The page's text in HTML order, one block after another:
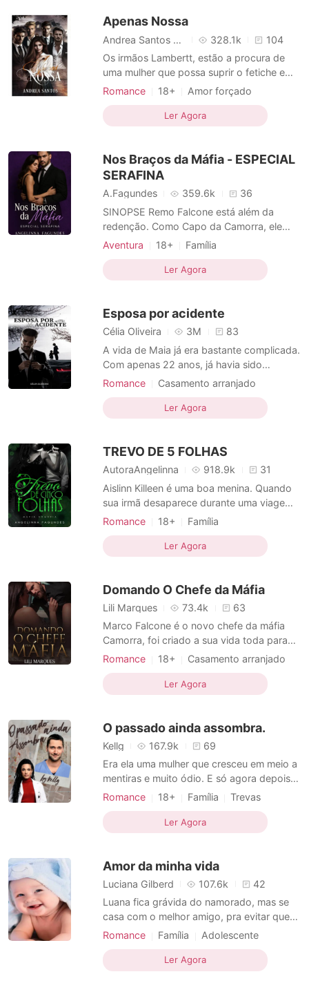
naquele cru
Apenas Nossa
Andrea Santos Femme 328.1k
104
Os irmãos Lambertt, estão a procura de
uma mulher que possa suprir o fetiche em
comum deles. Anna está no lugar errado,
caminho dos irmãos Lambertt, eles só
querem ela, como Anna vai fugir deles?
Romance 18+
Amor forçado
Fofinhos
Encantador
Ler Agora
Nos Braços da Máfia - ESPECIAL
SERAFINA
A.Fagundes 359.6k
36
SINOPSE Remo Falcone está além da
redenção. Como Capo da Camorra, ele
governa com uma mão brutal sobre seu
Outfit rompeu. Agora Remo está atrás de
vingança. Um casamento é sagrado,
sobrinha do ch
Aventura 18+
Família
Casamento arranjado
Amor forçado
Máfia
Sortuda
Paixão / Erótica
Ler Agora
Esposa por acidente
Célia Oliveira 3M
83
A vida de Maia já era bastante complicada.
Com apenas 22 anos, já havia sido
abandonada pelo companheiro, tendo que
problema de saúde, trabalhar num
emprego que mais parecia um inferno, e
Pensando que as coisas não poderiam
piorar
Romance
Casamento arranjado
Amor forçado
CEO
Azarada
Urbano
Ler Agora
TREVO DE 5 FOLHAS
AutoraAngelinna 918.9k
31
Aislinn Killeen é uma boa menina. Quando
sua irmã desaparece durante uma viagem
a Nova York, Aislinn deixa sua cidade
abrigo com seu tio, um padre na maior
paróquia católica irlandesa da cidade e
Suas investigações
Romance 18+
Família
Casamento arranjado
Amor forçado
CEO
Máfia
Paixão / Erótica
Ler Agora
Domando O Chefe da Máfia
Lili Marques 73.4k
63
Marco Falcone é o novo chefe da máfia
Camorra, foi criado a sua vida toda para
assumir esse lugar, seu treinamento
atrocidades e cometeu muitas
monstruosidades, ganhando a fama de
de união com a Cosa Nostra é negado e
eles d
Romance 18+
Casamento arranjado
Amor forçado
Máfia
Encantadora
Paixão / Erótica
Ler Agora
O passado ainda assombra.
Kellg 167.9k
69
Era ela uma mulher que cresceu em meio a
mentiras e muito ódio. E só agora depois
de tudo que sofreu por causas dessas
fazer. Porque tudo que sabia de si mesma
Romance 18+ Família
Trevas
Fantasia
Amor forçado
Amor a primeira vista
Altruísta
Dominante
Ler Agora
Amor da minha vida
Luciana Gilberd 107.6k
42
Luana fica grávida do namorado, mas se
casa com o melhor amigo, pra evitar que
tivesse que tirar o bebê.
Romance Família
Adolescente
Moderno
Amor forçado
Casal
Altruísta
Narrativa não-linear
Ler Agora